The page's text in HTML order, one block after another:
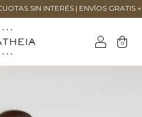
INTERÉS | ENVÍOS GRATIS +
0